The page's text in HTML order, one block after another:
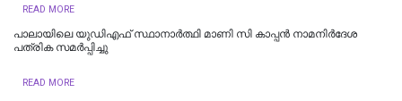
READ MORE
പാലായിലെ യുഡിഎഫ് സ്ഥാനാർത്ഥി മാണി സി കാപ്പൻ നാമനിർദേശ
പത്രിക സമർപ്പിച്ചു
READ MORE